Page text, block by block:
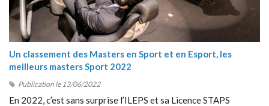
Un classement des Masters en Sport et en Esport, les
meilleurs masters Sport 2022
Publication le 13/06/2022
En 2022, c’est sans surprise l’ILEPS et sa Licence STAPS